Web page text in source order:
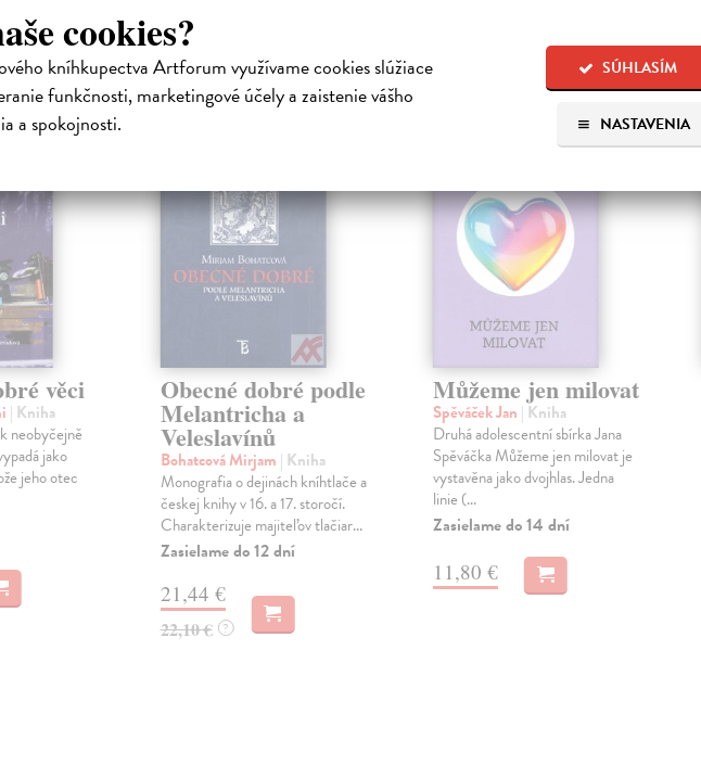
cookies?
kníhkupectva Artforum využívame cookies slúžiace
funkčnosti, marketingové účely a zaistenie vášho
a spokojnosti.
SÚHLASÍM
NASTAVENIA
s podobným vkusom si kúpili aj:
na sklade
věci
| Kniha
neobyčejně
jako
jeho otec
Obecné dobré podle
Melantricha a
Veleslavínů
Bohatcová Mirjam | Kniha
Monografia o dejinách kníhtlače a
českej knihy v 16. a 17. storočí.
Charakterizuje majiteľov tlačiar...
Zasielame do 12 dní
21,44 €
22,10 € ?
Můžeme jen milovat
Spěváček Jan | Kniha
Druhá adolescentní sbírka Jana
Spěváčka Můžeme jen milovat je
vystavěna jako dvojhlas. Jedna
linie (...
Zasielame do 14 dní
11,80 €